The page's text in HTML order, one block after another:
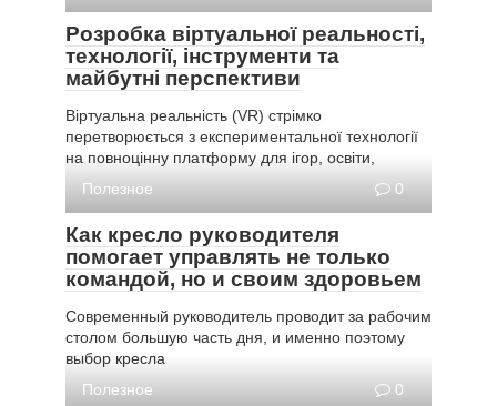
Розробка віртуальної реальності,
технології, інструменти та
майбутні перспективи
Віртуальна реальність (VR) стрімко
перетворюється з експериментальної технології
на повноцінну платформу для ігор, освіти,
Полезное
0
Как кресло руководителя
помогает управлять не только
командой, но и своим здоровьем
Современный руководитель проводит за рабочим
столом большую часть дня, и именно поэтому
выбор кресла
Полезное
0